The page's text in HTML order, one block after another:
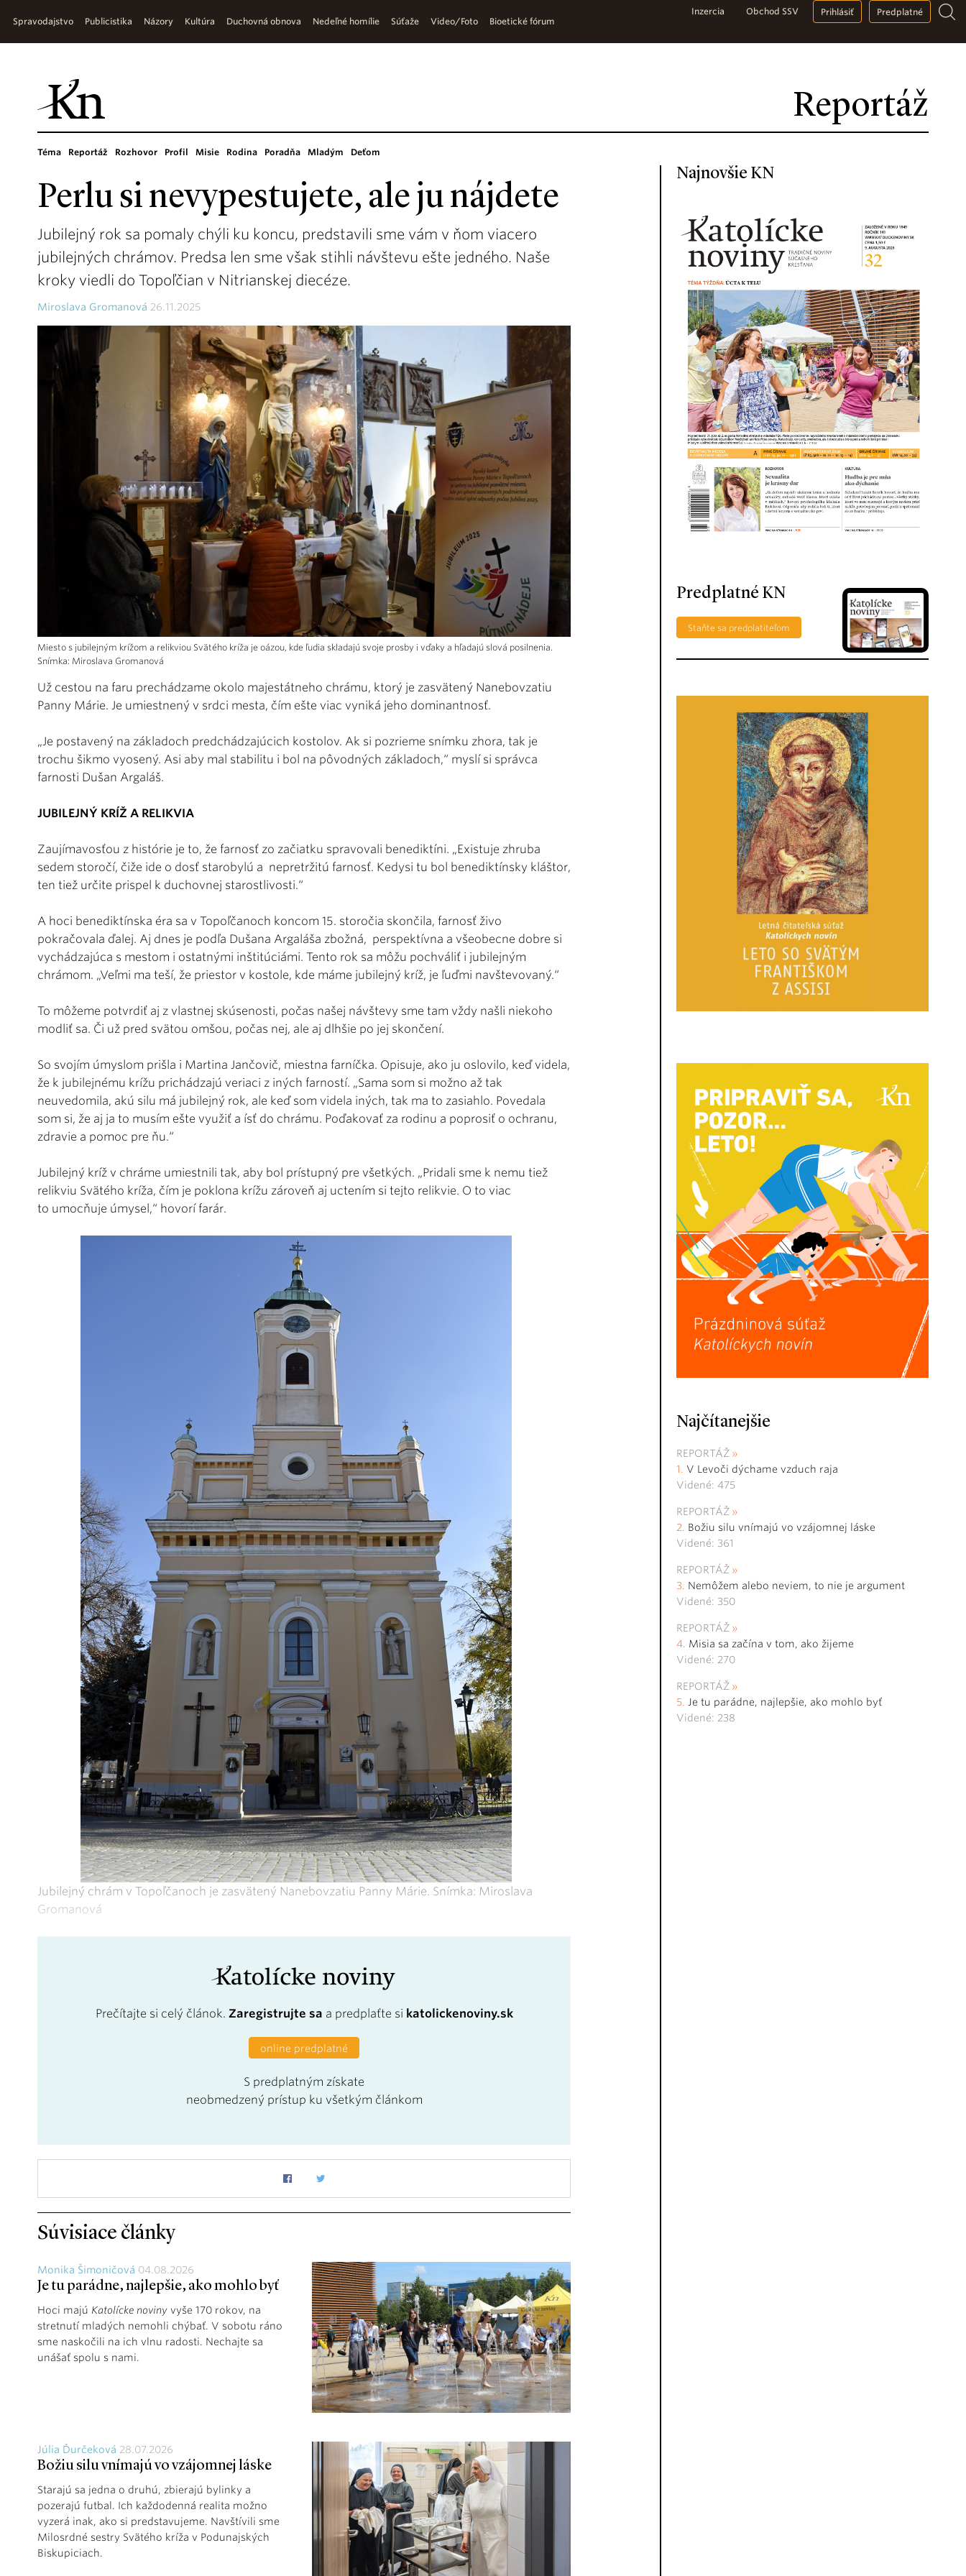
Reportáž
Spravodajstvo Publicistika Názory Kultúra Duchovná obnova Nedeľné homílie Súťaže Video/Foto Bioetické fórum
Inzercia Obchod SSV Prihlásiť Predplatné
Téma Reportáž Rozhovor Profil Misie Rodina Poradňa Mladým Deťom
Perlu si nevypestujete, ale ju nájdete
Jubilejný rok sa pomaly chýli ku koncu, predstavili sme vám v ňom viacero
jubilejných chrámov. Predsa len sme však stihli návštevu ešte jedného. Naše
kroky viedli do Topoľčian v Nitrianskej diecéze.
Miroslava Gromanová 26.11.2025
Miesto s jubilejným krížom a relikviou Svätého kríža je oázou, kde ľudia skladajú svoje prosby i vďaky a hľadajú slová posilnenia.
Snímka: Miroslava Gromanová
Už cestou na faru prechádzame okolo majestátneho chrámu, ktorý je zasvätený Nanebovzatiu
Panny Márie. Je umiestnený v srdci mesta, čím ešte viac vyniká jeho dominantnosť.
„Je postavený na základoch predchádzajúcich kostolov. Ak si pozrieme snímku zhora, tak je
trochu šikmo vyosený. Asi aby mal stabilitu i bol na pôvodných základoch,“ myslí si správca
farnosti Dušan Argaláš.
JUBILEJNÝ KRÍŽ A RELIKVIA
Zaujímavosťou z histórie je to, že farnosť zo začiatku spravovali benediktíni. „Existuje zhruba
sedem storočí, čiže ide o dosť starobylú a nepretržitú farnosť. Kedysi tu bol benediktínsky kláštor,
ten tiež určite prispel k duchovnej starostlivosti.“
A hoci benediktínska éra sa v Topoľčanoch koncom 15. storočia skončila, farnosť živo
pokračovala ďalej. Aj dnes je podľa Dušana Argaláša zbožná, perspektívna a všeobecne dobre si
vychádzajúca s mestom i ostatnými inštitúciámi. Tento rok sa môžu pochváliť i jubilejným
chrámom. „Veľmi ma teší, že priestor v kostole, kde máme jubilejný kríž, je ľuďmi navštevovaný.“
To môžeme potvrdiť aj z vlastnej skúsenosti, počas našej návštevy sme tam vždy našli niekoho
modliť sa. Či už pred svätou omšou, počas nej, ale aj dlhšie po jej skončení.
So svojím úmyslom prišla i Martina Jančovič, miestna farníčka. Opisuje, ako ju oslovilo, keď videla,
že k jubilejnému krížu prichádzajú veriaci z iných farností. „Sama som si možno až tak
neuvedomila, akú silu má jubilejný rok, ale keď som videla iných, tak ma to zasiahlo. Povedala
som si, že aj ja to musím ešte využiť a ísť do chrámu. Poďakovať za rodinu a poprosiť o ochranu,
zdravie a pomoc pre ňu.“
Jubilejný kríž v chráme umiestnili tak, aby bol prístupný pre všetkých. „Pridali sme k nemu tiež
relikviu Svätého kríža, čím je poklona krížu zároveň aj uctením si tejto relikvie. O to viac
to umocňuje úmysel,“ hovorí farár.
Jubilejný chrám v Topoľčanoch je zasvätený Nanebovzatiu Panny Márie. Snímka: Miroslava
Gromanová
Prečítajte si celý článok. Zaregistrujte sa a predplaťte si katolickenoviny.sk
online predplatné
S predplatným získate
neobmedzený prístup ku všetkým článkom
Súvisiace články
Monika Šimoničová 04.08.2026
Je tu parádne, najlepšie, ako mohlo byť
Hoci majú Katolícke noviny vyše 170 rokov, na
stretnutí mladých nemohli chýbať. V sobotu ráno
sme naskočili na ich vlnu radosti. Nechajte sa
unášať spolu s nami.
Júlia Ďurčeková 28.07.2026
Božiu silu vnímajú vo vzájomnej láske
Starajú sa jedna o druhú, zbierajú bylinky a
pozerajú futbal. Ich každodenná realita možno
vyzerá inak, ako si predstavujeme. Navštívili sme
Milosrdné sestry Svätého kríža v Podunajských
Biskupiciach.
Najnovšie KN
Predplatné KN
Staňte sa predplatiteľom
Najčítanejšie
REPORTÁŽ
V Levoči dýchame vzduch raja
Videné: 475
REPORTÁŽ
Božiu silu vnímajú vo vzájomnej láske
Videné: 361
REPORTÁŽ
Nemôžem alebo neviem, to nie je argument
Videné: 350
REPORTÁŽ
Misia sa začína v tom, ako žijeme
Videné: 270
REPORTÁŽ
Je tu parádne, najlepšie, ako mohlo byť
Videné: 238